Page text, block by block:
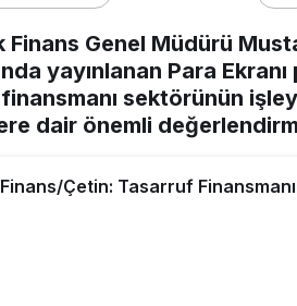
Finans Genel Müdürü
yayınlanan Para
sektörünün
dair önemli